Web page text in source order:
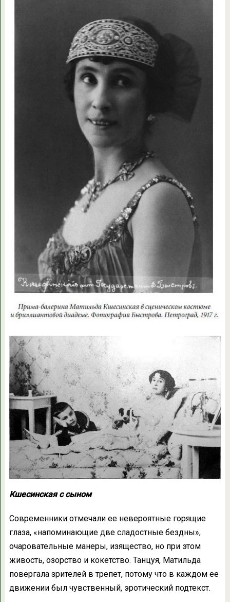
Кшесинская с сыном
Современники отмечали ее невероятные горящие
глаза, «напоминающие две сладостные бездны»,
очаровательные манеры, изящество, но при этом
живость, озорство и кокетство. Танцуя, Матильда
повергала зрителей в трепет, потому что в каждом ее
движении был чувственный, эротический подтекст.